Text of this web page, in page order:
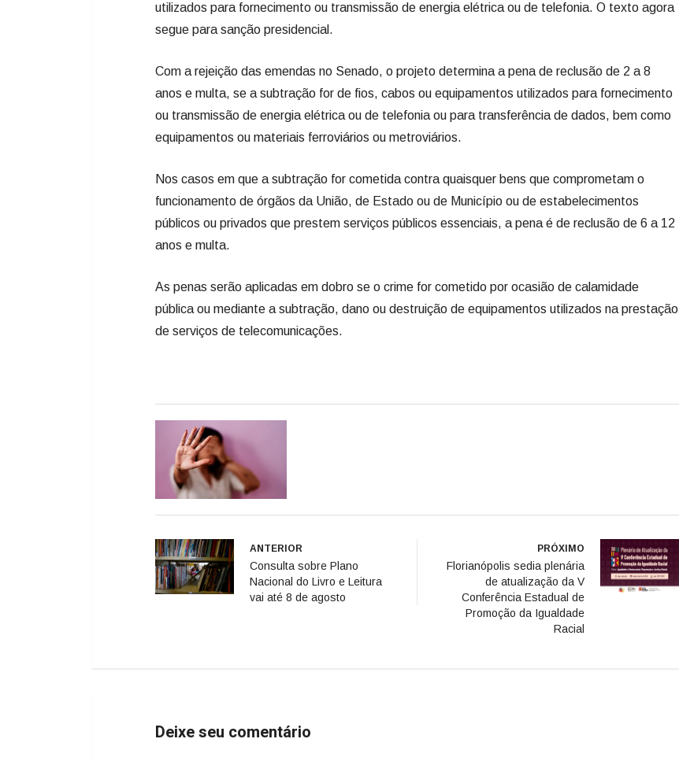
utilizados para fornecimento ou transmissão de energia elétrica ou de telefonia. O texto agora
segue para sanção presidencial.
​Com a rejeição das emendas no Senado, o projeto determina a pena de reclusão de 2 a 8
anos e multa, se a subtração for de fios, cabos ou equipamentos utilizados para fornecimento
ou transmissão de energia elétrica ou de telefonia ou para transferência de dados, bem como
equipamentos ou materiais ferroviários ou metroviários.
Nos casos em que a subtração for cometida contra quaisquer bens que comprometam o
funcionamento de órgãos da União, de Estado ou de Município ou de estabelecimentos
públicos ou privados que prestem serviços públicos essenciais, a pena é de reclusão de 6 a 12
anos e multa.
As penas serão aplicadas em dobro se o crime for cometido por ocasião de calamidade
pública ou mediante a subtração, dano ou destruição de equipamentos utilizados na prestação
de serviços de telecomunicações.
ANTERIOR
Consulta sobre Plano
Nacional do Livro e Leitura
vai até 8 de agosto
PRÓXIMO
Florianópolis sedia plenária
de atualização da V
Conferência Estadual de
Promoção da Igualdade
Racial
Deixe seu comentário